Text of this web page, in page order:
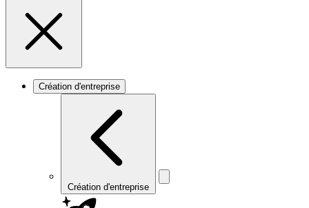
Création d'entreprise
Création d'entreprise